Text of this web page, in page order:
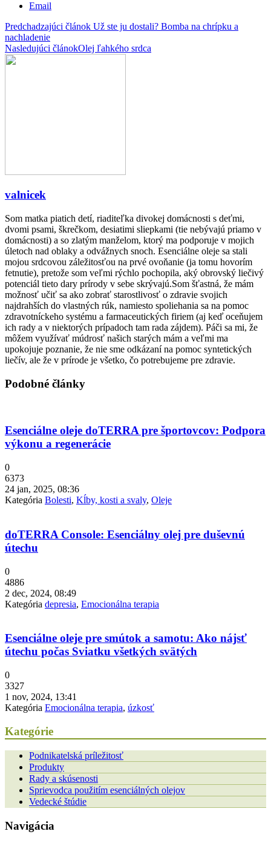
Email
Predchadzajúci článok Už ste ju dostali? Bomba na chrípku a
nachladenie
Nasledujúci článokOlej ľahkého srdca
valnicek
Som matka piatich detí, riaditeľka divokej domácnosti s deťmi,
dvomi psami, škrečkom, desiatimi sliepkami (tie nebývajú priamo v
domácnosti) a so zlatým manželom, ktorý ma podporuje v mojich
úletoch nad oblaky a odvážnych snoch. Esenciálne oleje sa stali
mojou srdcovou záležitosťou na prvé ovoňanie (ja tomu hovorím
fetnutie), pretože som veľmi rýchlo pochopila, aký obrovský liečivý
potenciál tieto dary prírody v sebe skrývajú.Som šťastná, že mám
možnosť učiť sa ako zobrať starostlivosť o zdravie svojich
najdrahších do vlastných rúk, namiesto spoliehania sa na pomoc
zdravotníckeho systému a farmaceutických firiem (aj keď oceňujem
ich rady a v niektorých prípadoch tam rada zájdem). Páči sa mi, že
môžem využívať múdrosť našich starých mám a veľmi ma
upokojuje poznanie, že nie sme odkázaní na pomoc syntetických
liečív, ale že v prírode je všetko, čo potrebujeme pre zdravie.
Podobné články
Esenciálne oleje doTERRA pre športovcov: Podpora
výkonu a regenerácie
0
6373
24 jan, 2025, 08:36
Kategória Bolesti, Kĺby, kosti a svaly, Oleje
doTERRA Console: Esenciálny olej pre duševnú
útechu
0
4886
2 dec, 2024, 08:49
Kategória depresia, Emocionálna terapia
Esenciálne oleje pre smútok a samotu: Ako nájsť
útechu počas Sviatku všetkých svätých
0
3327
1 nov, 2024, 13:41
Kategória Emocionálna terapia, úzkosť
Kategórie
Podnikatelská príležitosť
Produkty
Rady a skúsenosti
Sprievodca použitím esenciálných olejov
Vedecké štúdie
Navigácia